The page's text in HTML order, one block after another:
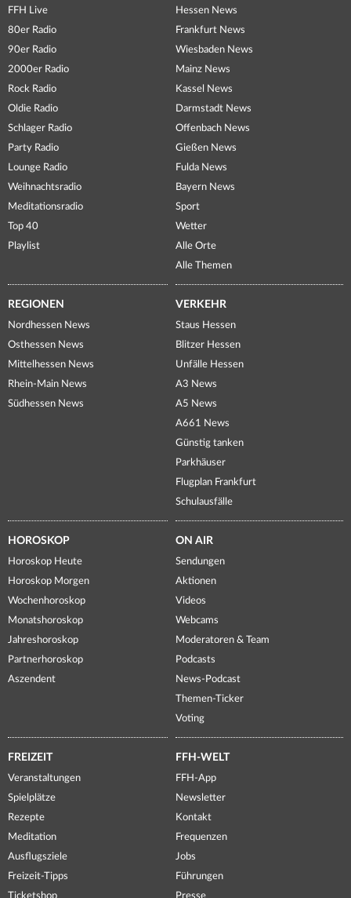
FFH Live
80er Radio
90er Radio
2000er Radio
Rock Radio
Oldie Radio
Schlager Radio
Party Radio
Lounge Radio
Weihnachtsradio
Meditationsradio
Top 40
Playlist
Hessen News
Frankfurt News
Wiesbaden News
Mainz News
Kassel News
Darmstadt News
Offenbach News
Gießen News
Fulda News
Bayern News
Sport
Wetter
Alle Orte
Alle Themen
REGIONEN
Nordhessen News
Osthessen News
Mittelhessen News
Rhein-Main News
Südhessen News
VERKEHR
Staus Hessen
Blitzer Hessen
Unfälle Hessen
A3 News
A5 News
A661 News
Günstig tanken
Parkhäuser
Flugplan Frankfurt
Schulausfälle
HOROSKOP
Horoskop Heute
Horoskop Morgen
Wochenhoroskop
Monatshoroskop
Jahreshoroskop
Partnerhoroskop
Aszendent
ON AIR
Sendungen
Aktionen
Videos
Webcams
Moderatoren & Team
Podcasts
News-Podcast
Themen-Ticker
Voting
FREIZEIT
Veranstaltungen
Spielplätze
Rezepte
Meditation
Ausflugsziele
Freizeit-Tipps
Ticketshop
FFH-WELT
FFH-App
Newsletter
Kontakt
Frequenzen
Jobs
Führungen
Presse